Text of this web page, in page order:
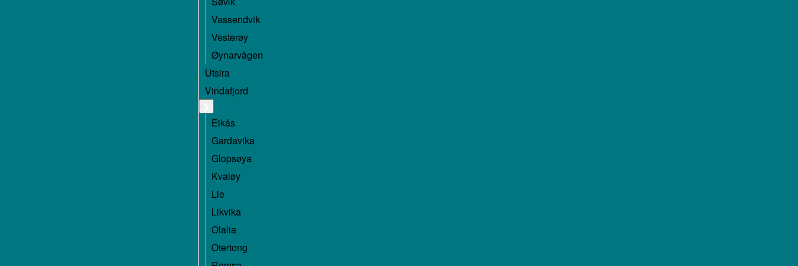
Vassendvik
Vesterøy
Øynarvågen
Utsira
Vindafjord
Eikås
Gardavika
Glopsøya
Kvaløy
Lie
Likvika
Olalia
Otertong